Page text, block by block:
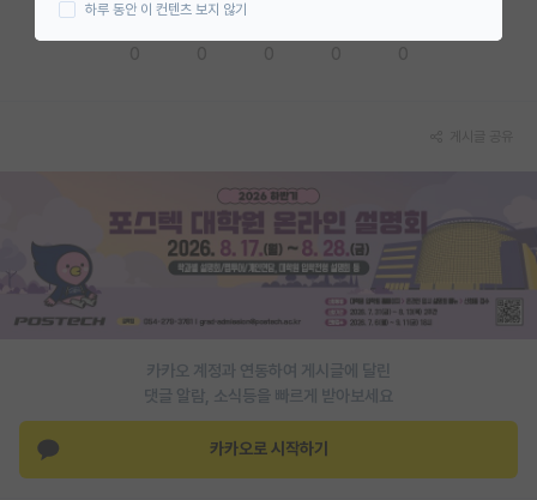
연구실(PI) 홍보 게시판
취업 게시판
임용 후기 게시판
PI 전용 게시판
인문사회 계열 게시판
특수/전문대학원 게시판
반도체/AI 게시판
카카오 계정과 연동하여 게시글에 달린
댓글 알람, 소식등을 빠르게 받아보세요
카카오로 시작하기
하루 동안 이 컨텐츠 보지 않기